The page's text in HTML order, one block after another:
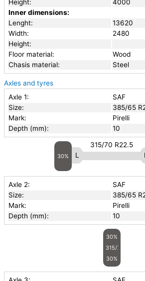
Height:
4000
Inner dimensions:
Lenght:
13620
Width:
2480
Height:
Floor material:
Wood
Chasis material:
Steel
Axles and tyres
Axle 1:
SAF
Size:
385/65
Mark:
Pirelli
Depth (mm):
10
30%
315/70 R22.5
Axle 2:
SAF
Size:
385/65
Mark:
Pirelli
Depth (mm):
10
30%
315/70 R22.5
30%